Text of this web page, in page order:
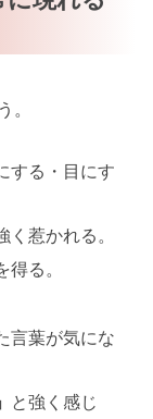
。
する・目にす
惹かれる。
る。
言葉が気にな
と強く感じ